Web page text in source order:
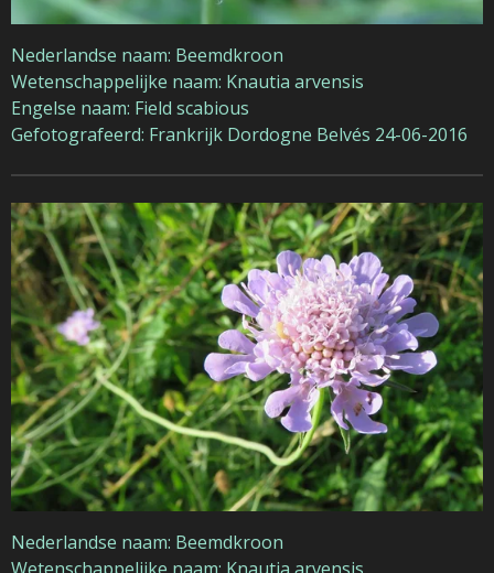
Nederlandse naam: Beemdkroon
Wetenschappelijke naam: Knautia arvensis
Engelse naam: Field scabious
Gefotografeerd: Frankrijk Dordogne Belvés 24-06-2016
Nederlandse naam: Beemdkroon